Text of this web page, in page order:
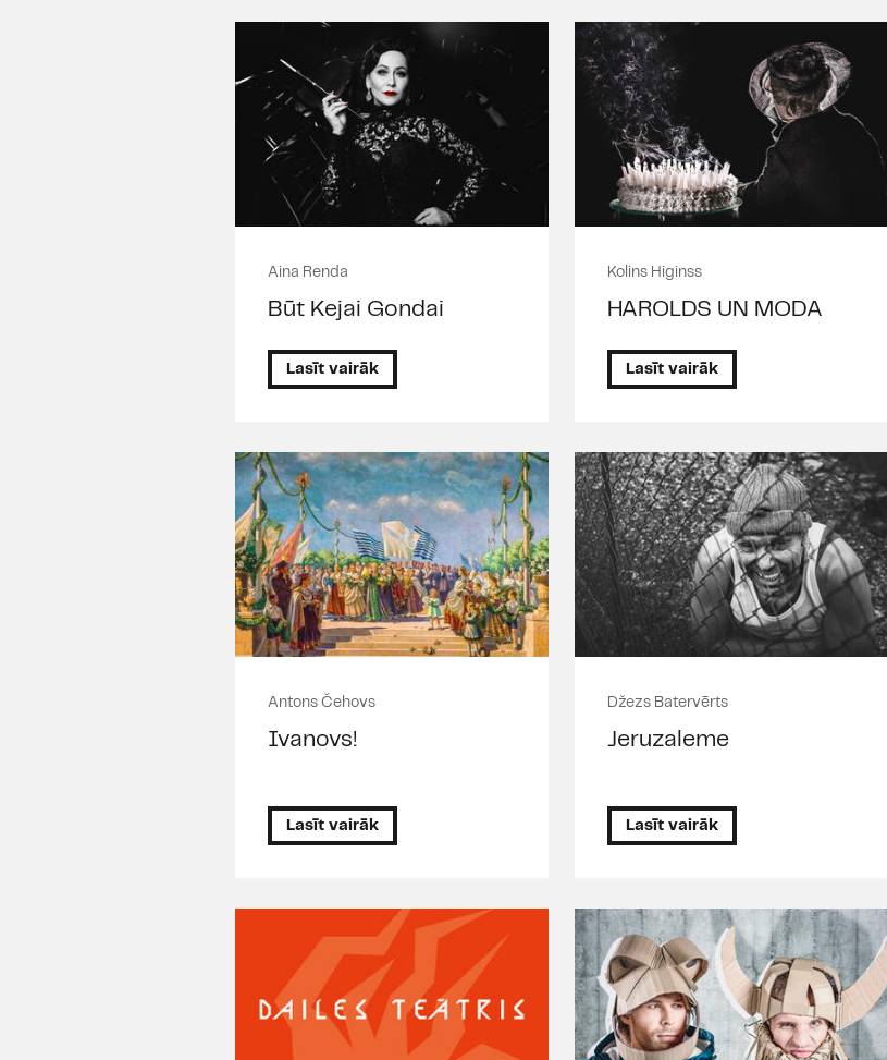
Aina Renda
Būt Kejai Gondai
Lasīt vairāk
Kolins Higinss
HAROLDS UN MODA
Lasīt vairāk
Antons Čehovs
Ivanovs!
Lasīt vairāk
Džezs Batervērts
Jeruzaleme
Lasīt vairāk